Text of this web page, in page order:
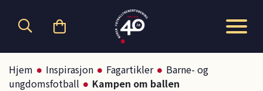
Hjem Inspirasjon Fagartikler
Barne- og
ungdomsfotball
Kampen om ballen